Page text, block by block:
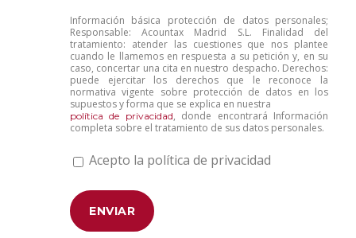
Información básica protección de datos personales;
Responsable: Acountax Madrid S.L. Finalidad del
tratamiento: atender las cuestiones que nos plantee
cuando le llamemos en respuesta a su petición y, en su
caso, concertar una cita en nuestro despacho. Derechos:
puede ejercitar los derechos que le reconoce la
normativa vigente sobre protección de datos en los
supuestos y forma que se explica en nuestra
política de privacidad, donde encontrará Información
completa sobre el tratamiento de sus datos personales.
Acepto la política de privacidad